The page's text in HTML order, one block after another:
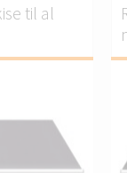
til al